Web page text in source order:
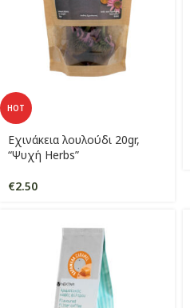
HOT
Εχινάκεια λουλούδι 20gr,
“Ψυχή Herbs”
€2.50